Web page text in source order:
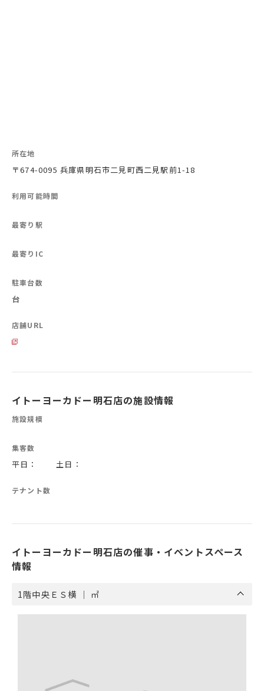
所在地
〒674-0095 兵庫県明石市二見町西二見駅前1-18
利用可能時間
最寄り駅
最寄りIC
駐車台数
台
店舗URL
イトーヨーカドー明石店の施設情報
施設規模
集客数
平日： 土日：
テナント数
イトーヨーカドー明石店の催事・イベントスペース
情報
1階中央ＥＳ横 ｜ ㎡